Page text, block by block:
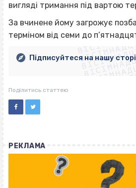
вигляді тримання під вартою
За вчинене йому загрожує
терміном від семи до
Підписуйтеся на нашу
Поділитись статтею
РЕКЛАМА